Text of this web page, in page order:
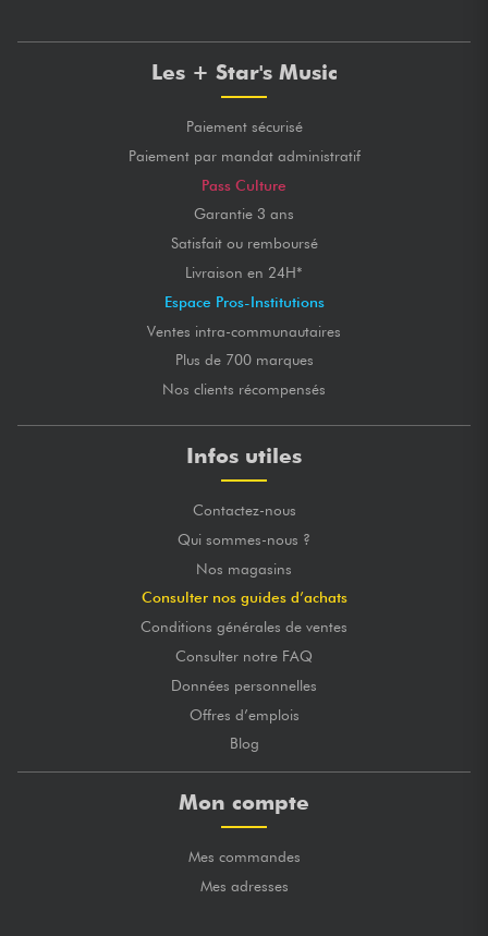
Les + Star's Music
Paiement sécurisé
Paiement par mandat administratif
Pass Culture
Garantie 3 ans
Satisfait ou remboursé
Livraison en 24H*
Espace Pros-Institutions
Ventes intra-communautaires
Plus de 700 marques
Nos clients récompensés
Infos utiles
Contactez-nous
Qui sommes-nous ?
Nos magasins
Consulter nos guides d’achats
Conditions générales de ventes
Consulter notre FAQ
Données personnelles
Offres d’emplois
Blog
Mon compte
Mes commandes
Mes adresses